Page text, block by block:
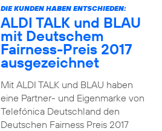
DIE KUNDEN HABEN ENTSCHIEDEN:
ALDI TALK und BLAU
mit Deutschem
Fairness-Preis 2017
ausgezeichnet
Mit ALDI TALK und BLAU haben
eine Partner- und Eigenmarke von
Telefónica Deutschland den
Deutschen Fairness Preis 2017